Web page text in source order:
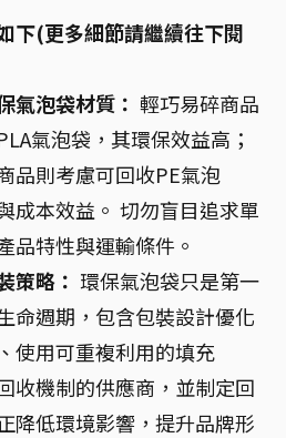
下(更多細節請繼續往下閱
氣泡袋材質： 輕巧易碎商品
氣泡袋，其環保效益高；
品則考慮可回收PE氣泡
成本效益。 切勿盲目追求單
品特性與運輸條件。
策略： 環保氣泡袋只是第一
命週期，包含包裝設計優化
使用可重複利用的填充
收機制的供應商，並制定回
降低環境影響，提升品牌形